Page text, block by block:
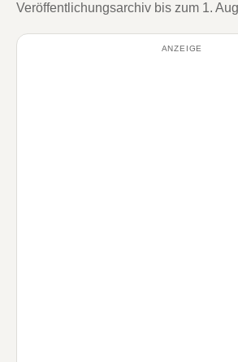
Veröffentlichungsarchiv bis zum 1.
ANZEIGE